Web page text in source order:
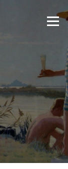
Menu